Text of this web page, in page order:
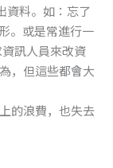
資料。如：忘了
。或是常進行一
訊人員來改資
，但這些都會大
的浪費，也失去